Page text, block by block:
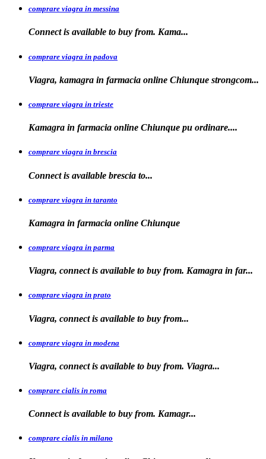
comprare viagra in messina
Connect is available to buy from. Kama...
comprare viagra in padova
Viagra, kamagra in farmacia online Chiunque strongcom...
comprare viagra in trieste
Kamagra in farmacia online Chiunque pu ordinare....
comprare viagra in brescia
Connect is available brescia to...
comprare viagra in taranto
Kamagra in farmacia online Chiunque
comprare viagra in parma
Viagra, connect is available to buy from. Kamagra in far...
comprare viagra in prato
Viagra, connect is available to buy from...
comprare viagra in modena
Viagra, connect is available to buy from. Viagra...
comprare cialis in roma
Connect is available to buy from. Kamagr...
comprare cialis in milano